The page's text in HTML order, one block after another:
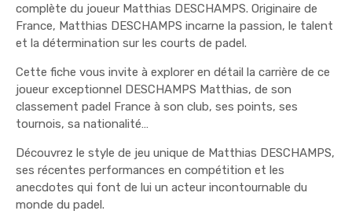
complète du joueur Matthias DESCHAMPS. Originaire de
France, Matthias DESCHAMPS incarne la passion, le talent
et la détermination sur les courts de padel.
Cette fiche vous invite à explorer en détail la carrière de ce
joueur exceptionnel DESCHAMPS Matthias, de son
classement padel France à son club, ses points, ses
tournois, sa nationalité…
Découvrez le style de jeu unique de Matthias DESCHAMPS,
ses récentes performances en compétition et les
anecdotes qui font de lui un acteur incontournable du
monde du padel.